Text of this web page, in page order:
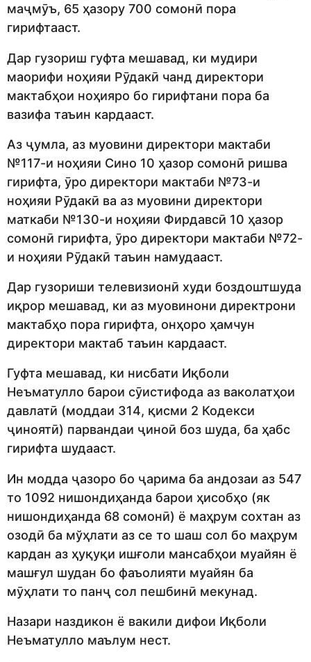
маҷмӯъ, 65 ҳазору 700 сомонӣ пора
гирифтааст.
Дар гузориш гуфта мешавад, ки мудири
маорифи ноҳияи Рӯдакӣ чанд директори
мактабҳои ноҳияро бо гирифтани пора ба
вазифа таъин кардааст.
Аз ҷумла, аз муовини директори мактаби
№117-и ноҳияи Сино 10 ҳазор сомонӣ ришва
гирифта, ӯро директори мактаби №73-и
ноҳияи Рӯдакӣ ва аз муовини директори
маткаби №130-и ноҳияи Фирдавсӣ 10 ҳазор
сомонӣ гирифта, ӯро директори мактаби №72-
и ноҳияи Рӯдакӣ таъин намудааст.
Дар гузориши телевизионӣ худи боздоштшуда
иқрор мешавад, ки аз муовинони директрони
мактабҳо пора гирифта, онҳоро ҳамчун
директори мактаб таъин кардааст.
Гуфта мешавад, ки нисбати Иқболи
Неъматулло барои сӯистифода аз ваколатҳои
давлатӣ (моддаи 314, қисми 2 Кодекси
ҷиноятӣ) парвандаи ҷиноӣ боз шуда, ба ҳабс
гирифта шудааст.
Ин модда ҷазоро бо ҷарима ба андозаи аз 547
то 1092 нишондиҳанда барои ҳисобҳо (як
нишондиҳанда 68 сомонӣ) ё маҳрум сохтан аз
озодӣ ба мўҳлати аз се то шаш сол бо маҳрум
кардан аз ҳуқуқи ишғоли мансабҳои муайян ё
машғул шудан бо фаъолияти муайян ба
мӯҳлати то панҷ сол пешбинӣ мекунад.
Назари наздикон ё вакили дифои Иқболи
Неъматулло маълум нест.